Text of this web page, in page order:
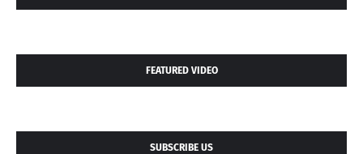
FEATURED VIDEO
SUBSCRIBE US